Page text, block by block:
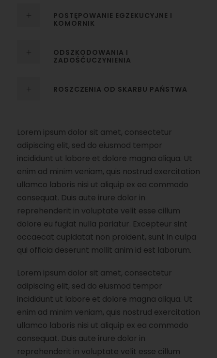
POSTĘPOWANIE EGZEKUCYJNE I
KOMORNIK
ODSZKODOWANIA I
ZADOŚĆUCZYNIENIA
ROSZCZENIA OD SKARBU PAŃSTWA
Lorem ipsum dolor sit amet, consectetur
adipiscing elit, sed do eiusmod tempor
incididunt ut labore et dolore magna aliqua. Ut
enim ad minim veniam, quis nostrud exercitation
ullamco laboris nisi ut aliquip ex ea commodo
consequat. Duis aute irure dolor in
reprehenderit in voluptate velit esse cillum
dolore eu fugiat nulla pariatur. Excepteur sint
occaecat cupidatat non proident, sunt in culpa
qui officia deserunt mollit anim id est laborum.
Lorem ipsum dolor sit amet, consectetur
adipiscing elit, sed do eiusmod tempor
incididunt ut labore et dolore magna aliqua. Ut
enim ad minim veniam, quis nostrud exercitation
ullamco laboris nisi ut aliquip ex ea commodo
consequat. Duis aute irure dolor in
reprehenderit in voluptate velit esse cillum